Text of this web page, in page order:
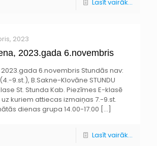
Lasīt vairāk...
2023
2023.gada 6.novembris
6.novembris Stundās nav:
9.st.), B.Sakne-Klovāne STUNDU
St. Stunda Kab. Piezīmes E-klasē
kuriem attiecas izmaiņas 7.-9.st.
dienas grupa 14.00-17.00 […]
Lasīt vairāk...